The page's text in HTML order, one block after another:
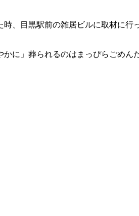
、目黒駅前の雑居ビルに取材に行
かに」葬られるのはまっぴらごめん